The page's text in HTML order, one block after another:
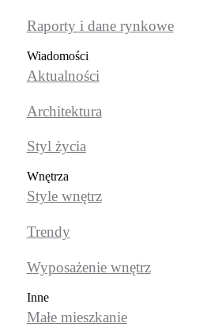
Raporty i dane rynkowe
Wiadomości
Aktualności
Architektura
Styl życia
Wnętrza
Style wnętrz
Trendy
Wyposażenie wnętrz
Inne
Małe mieszkanie